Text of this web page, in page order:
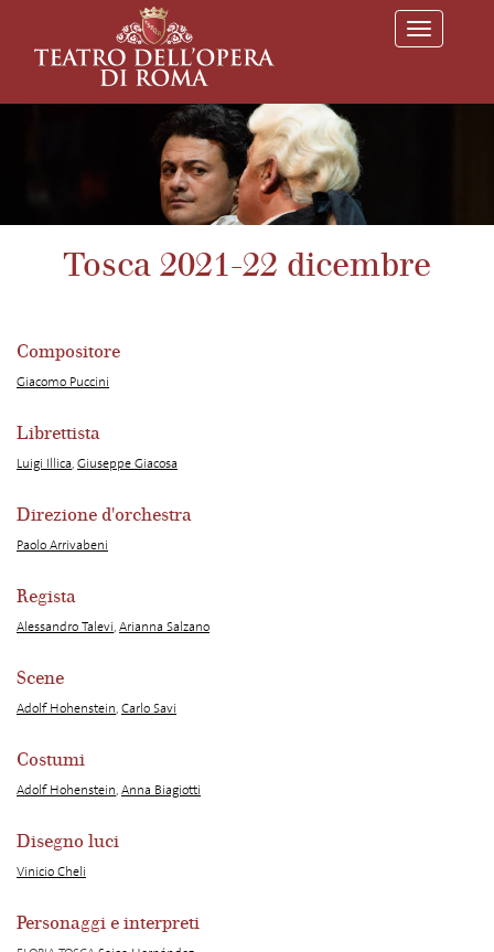
T
o
l
i
Tosca 2021-22 dicembre
Compositore
Giacomo Puccini
Librettista
Luigi Illica,Giuseppe Giacosa
Direzione d'orchestra
Paolo Arrivabeni
Regista
Alessandro Talevi,Arianna Salzano
Scene
Adolf Hohenstein,Carlo Savi
Costumi
Adolf Hohenstein,Anna Biagiotti
Disegno luci
Vinicio Cheli
Personaggi e interpreti